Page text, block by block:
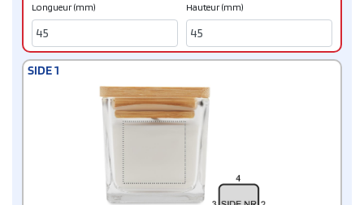
Longueur (mm) Hauteur (mm)
SIDE 1